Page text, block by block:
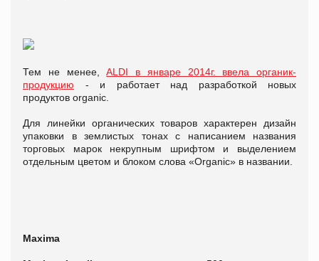
Тем не менее,ALDI в январе 2014г. ввела органик-
продукцию - и работает над разработкой новых
продуктов organic.
Для линейки органических товаров характерен дизайн
упаковки в землистых тонах с написанием названия
торговых марок некрупным шрифтом и выделением
отдельным цветом и блоком слова «Organic» в названии.
Maxima